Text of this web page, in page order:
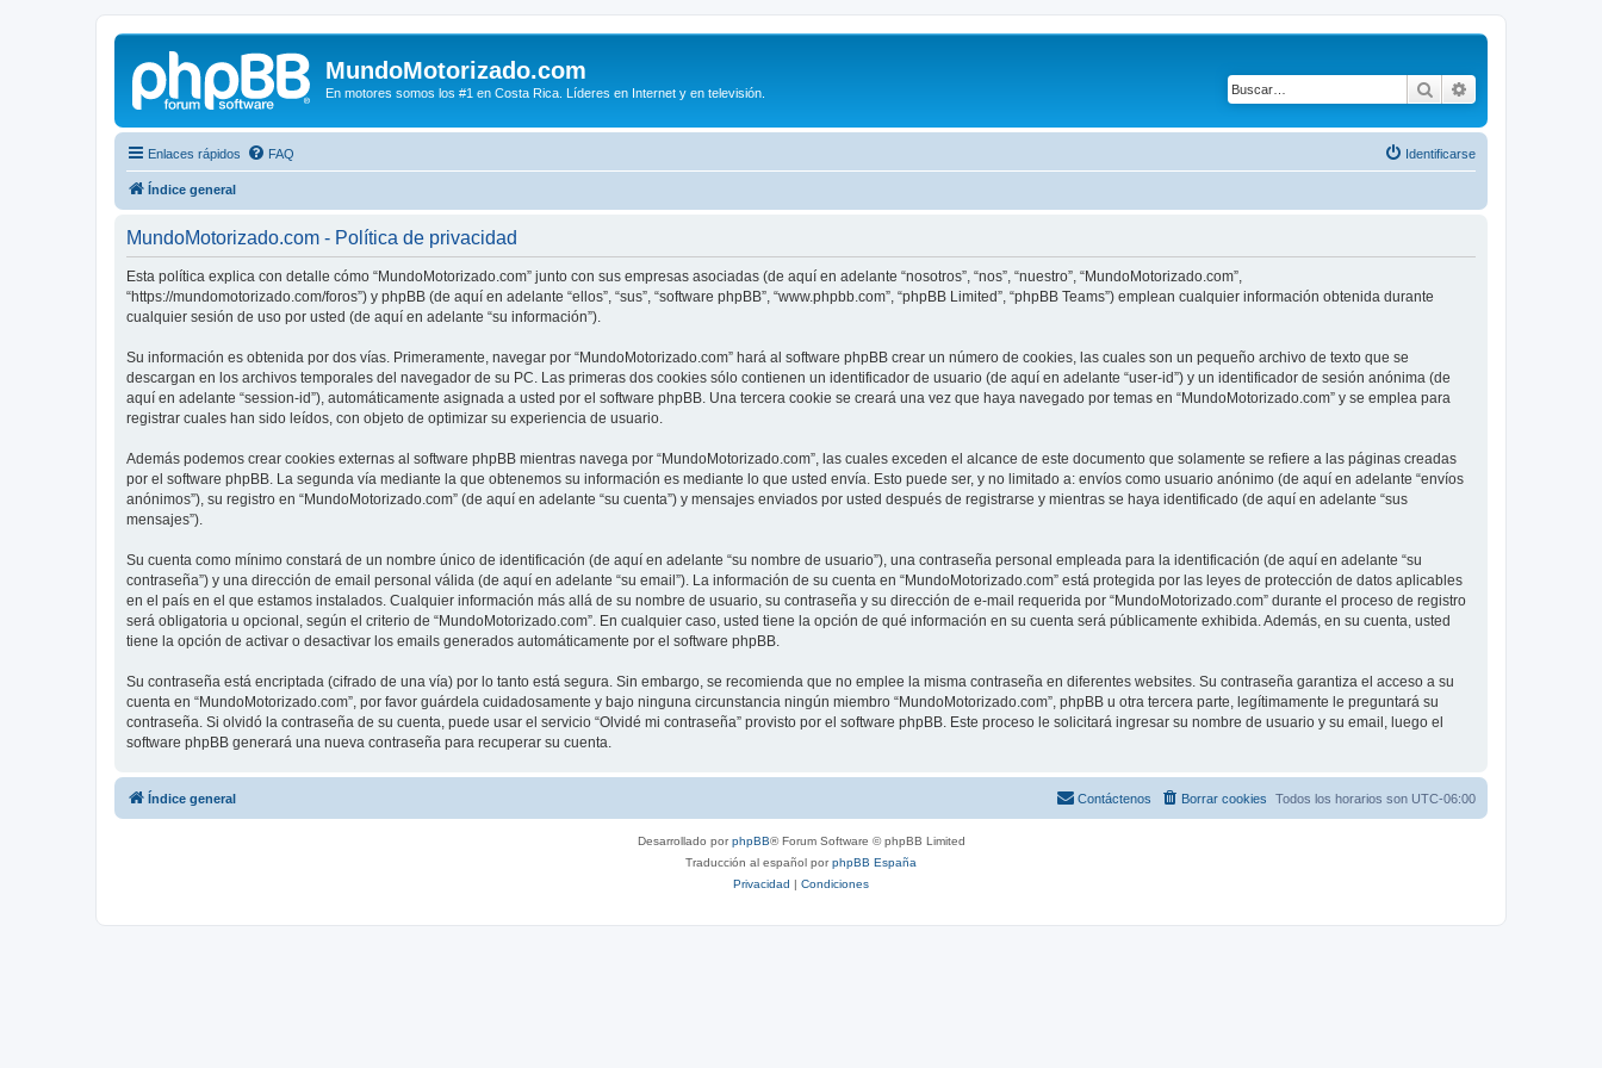
MundoMotorizado.com
En motores somos los #1 en Costa Rica. Líderes en Internet y en televisión. Buscar
Enlaces rápidos FAQ Identificarse
Índice general
MundoMotorizado.com - Política de privacidad
Esta política explica con detalle cómo “MundoMotorizado.com” junto con sus empresas asociadas (de aquí en adelante “nosotros”, “nos”, “nuestro”, “MundoMotorizado.com”,
“https://mundomotorizado.com/foros”) y phpBB (de aquí en adelante “ellos”, “sus”, “software phpBB”, “www.phpbb.com”, “phpBB Limited”, “phpBB Teams”) emplean cualquier información obtenida durante
cualquier sesión de uso por usted (de aquí en adelante “su información”).
Su información es obtenida por dos vías. Primeramente, navegar por “MundoMotorizado.com” hará al software phpBB crear un número de cookies, las cuales son un pequeño archivo de texto que se
descargan en los archivos temporales del navegador de su PC. Las primeras dos cookies sólo contienen un identificador de usuario (de aquí en adelante “user-id”) y un identificador de sesión anónima (de
aquí en adelante “session-id”), automáticamente asignada a usted por el software phpBB. Una tercera cookie se creará una vez que haya navegado por temas en “MundoMotorizado.com” y se emplea para
registrar cuales han sido leídos, con objeto de optimizar su experiencia de usuario.
Además podemos crear cookies externas al software phpBB mientras navega por “MundoMotorizado.com”, las cuales exceden el alcance de este documento que solamente se refiere a las páginas creadas
por el software phpBB. La segunda vía mediante la que obtenemos su información es mediante lo que usted envía. Esto puede ser, y no limitado a: envíos como usuario anónimo (de aquí en adelante “envíos
anónimos”), su registro en “MundoMotorizado.com” (de aquí en adelante “su cuenta”) y mensajes enviados por usted después de registrarse y mientras se haya identificado (de aquí en adelante “sus
mensajes”).
Su cuenta como mínimo constará de un nombre único de identificación (de aquí en adelante “su nombre de usuario”), una contraseña personal empleada para la identificación (de aquí en adelante “su
contraseña”) y una dirección de email personal válida (de aquí en adelante “su email”). La información de su cuenta en “MundoMotorizado.com” está protegida por las leyes de protección de datos aplicables
en el país en el que estamos instalados. Cualquier información más allá de su nombre de usuario, su contraseña y su dirección de e-mail requerida por “MundoMotorizado.com” durante el proceso de registro
será obligatoria u opcional, según el criterio de “MundoMotorizado.com”. En cualquier caso, usted tiene la opción de qué información en su cuenta será públicamente exhibida. Además, en su cuenta, usted
tiene la opción de activar o desactivar los emails generados automáticamente por el software phpBB.
Su contraseña está encriptada (cifrado de una vía) por lo tanto está segura. Sin embargo, se recomienda que no emplee la misma contraseña en diferentes websites. Su contraseña garantiza el acceso a su
cuenta en “MundoMotorizado.com”, por favor guárdela cuidadosamente y bajo ninguna circunstancia ningún miembro “MundoMotorizado.com”, phpBB u otra tercera parte, legítimamente le preguntará su
contraseña. Si olvidó la contraseña de su cuenta, puede usar el servicio “Olvidé mi contraseña” provisto por el software phpBB. Este proceso le solicitará ingresar su nombre de usuario y su email, luego el
software phpBB generará una nueva contraseña para recuperar su cuenta.
Índice general Todos los horarios son UTC-06:00
Borrar cookies
Contáctenos
Desarrollado porphpBB® Forum Software © phpBB Limited
Traducción al español porphpBB España
Privacidad | Condiciones